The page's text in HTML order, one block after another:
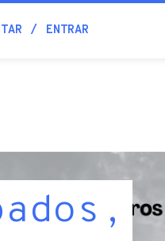
ENTRAR